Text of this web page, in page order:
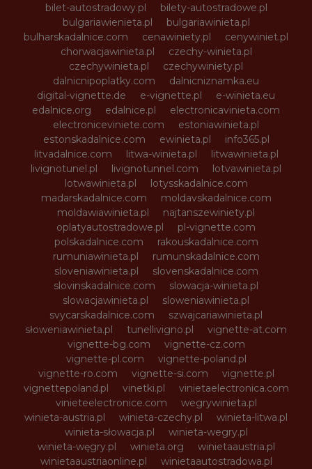
bilet-autostradowy.pl
bilety-autostradowe.pl
bulgariawienieta.pl
bulgariawinieta.pl
bulharskadalnice.com
cenawiniety.pl
cenywiniet.pl
chorwacjawinieta.pl
czechy-winieta.pl
czechywinieta.pl
czechywiniety.pl
dalnicnipoplatky.com
dalnicniznamka.eu
digital-vignette.de
e-vignette.pl
e-winieta.eu
edalnice.org
edalnice.pl
electronicavinieta.com
electroniceviniete.com
estoniawinieta.pl
estonskadalnice.com
ewinieta.pl
info365.pl
litvadalnice.com
litwa-winieta.pl
litwawinieta.pl
livignotunel.pl
livignotunnel.com
lotvawinieta.pl
lotwawinieta.pl
lotysskadalnice.com
madarskadalnice.com
moldavskadalnice.com
moldawiawinieta.pl
najtanszewiniety.pl
oplatyautostradowe.pl
pl-vignette.com
polskadalnice.com
rakouskadalnice.com
rumuniawinieta.pl
rumunskadalnice.com
sloveniawinieta.pl
slovenskadalnice.com
slovinskadalnice.com
slowacja-winieta.pl
slowacjawinieta.pl
sloweniawinieta.pl
svycarskadalnice.com
szwajcariawinieta.pl
słoweniawinieta.pl
tunellivigno.pl
vignette-at.com
vignette-bg.com
vignette-cz.com
vignette-pl.com
vignette-poland.pl
vignette-ro.com
vignette-si.com
vignette.pl
vignettepoland.pl
vinetki.pl
vinietaelectronica.com
vinieteelectronice.com
wegrywinieta.pl
winieta-austria.pl
winieta-czechy.pl
winieta-litwa.pl
winieta-słowacja.pl
winieta-wegry.pl
winieta-węgry.pl
winieta.org
winietaaustria.pl
winietaaustriaonline.pl
winietaautostradowa.pl